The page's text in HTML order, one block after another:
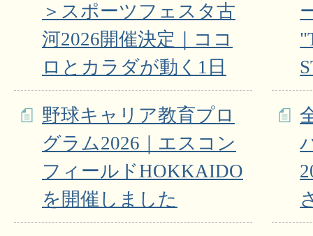
＞スポーツフェスタ古
河2026開催決定｜ココ
ロとカラダが動く1日
野球キャリア教育プロ
グラム2026｜エスコン
フィールドHOKKAIDO
を開催しました